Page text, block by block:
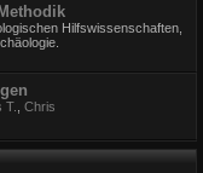
Hilfswissenschaften,
T.
Chris